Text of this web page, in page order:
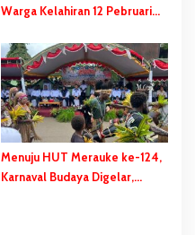
Warga Kelahiran 12 Pebruari
Menuju HUT Merauke ke-124,
Karnaval Budaya Digelar,